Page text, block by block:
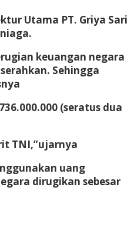
Utama PT. Griya Sari
keuangan negara
Sehingga
(seratus dua
TNI,”ujarnya
uang
dirugikan sebesar